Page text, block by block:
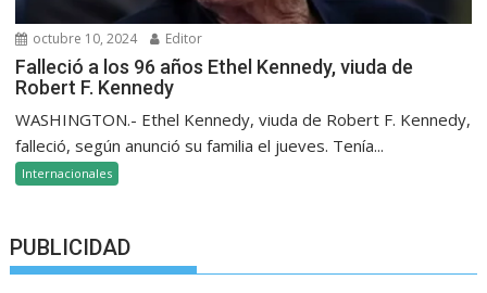
octubre 10, 2024 Editor
Falleció a los 96 años Ethel Kennedy, viuda de
Robert F. Kennedy
WASHINGTON.- Ethel Kennedy, viuda de Robert F. Kennedy,
falleció, según anunció su familia el jueves. Tenía...
Internacionales
PUBLICIDAD